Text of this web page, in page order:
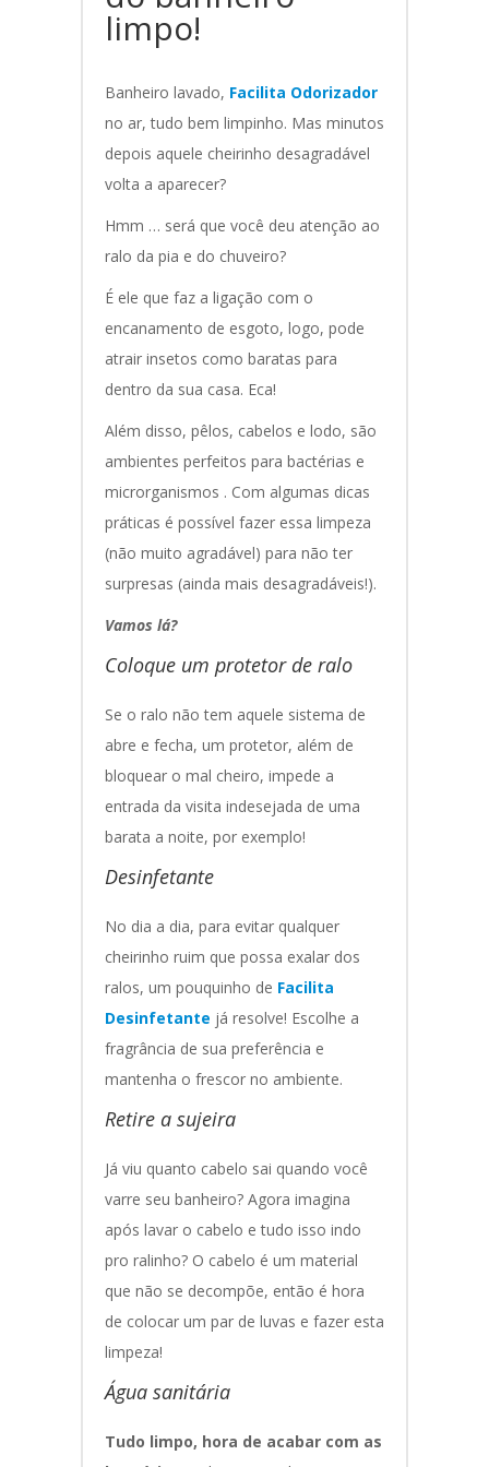
limpo!
Banheiro lavado, Facilita Odorizador
no ar, tudo bem limpinho. Mas minutos
depois aquele cheirinho desagradável
volta a aparecer?
Hmm … será que você deu atenção ao
ralo da pia e do chuveiro?
É ele que faz a ligação com o
encanamento de esgoto, logo, pode
atrair insetos como baratas para
dentro da sua casa. Eca!
Além disso, pêlos, cabelos e lodo, são
ambientes perfeitos para bactérias e
microrganismos . Com algumas dicas
práticas é possível fazer essa limpeza
(não muito agradável) para não ter
surpresas (ainda mais desagradáveis!).
Vamos lá?
Coloque um protetor de ralo
Se o ralo não tem aquele sistema de
abre e fecha, um protetor, além de
bloquear o mal cheiro, impede a
entrada da visita indesejada de uma
barata a noite, por exemplo!
Desinfetante
No dia a dia, para evitar qualquer
cheirinho ruim que possa exalar dos
ralos, um pouquinho de Facilita
Desinfetante já resolve! Escolhe a
fragrância de sua preferência e
mantenha o frescor no ambiente.
Retire a sujeira
Já viu quanto cabelo sai quando você
varre seu banheiro? Agora imagina
após lavar o cabelo e tudo isso indo
pro ralinho? O cabelo é um material
que não se decompõe, então é hora
de colocar um par de luvas e fazer esta
limpeza!
Água sanitária
Tudo limpo, hora de acabar com as